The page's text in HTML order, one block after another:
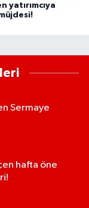
yatırımcıya
Sermaye
hafta öne